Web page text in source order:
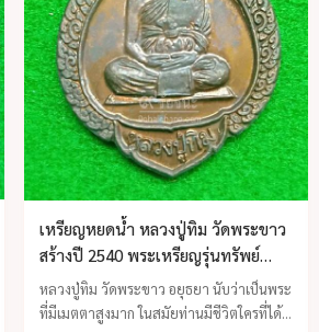
เหรียญหยดน้ำ หลวงปู่ทิม วัดพระขาว
สร้างปี 2540 พระเหรียญรุ่นทรัพย์
เศรษฐี
หลวงปู่ทิม วัดพระขาว อยุธยา นับว่าเป็นพระ
ที่มีเมตตาสูงมาก ในสมัยท่านมีชีวิตใครที่ได้